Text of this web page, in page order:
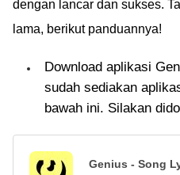
dengan lancar dan sukses.
lama, berikut panduannya!
Download aplikasi
sudah sediakan
bawah ini. Silakan
Genius - Song